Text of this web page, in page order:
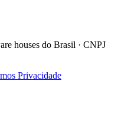
houses do Brasil · CNPJ
Privacidade